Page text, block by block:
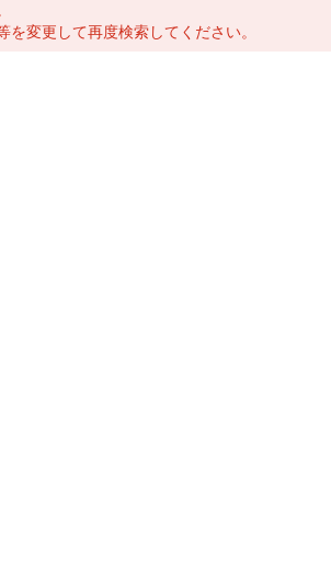
を変更して再度検索してください。